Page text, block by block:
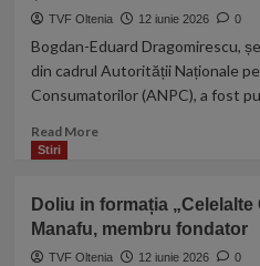
fete
la
spovedanie
polar
peste
de
joi
temperaturi
de
maximum
TVF Oltenia 12 iunie 2026 0
Bogdan-Eduard Dragomirescu,
din cadrul Autorității Naționale
Consumatorilor (ANPC), a fost
Read MoreRead
din
ANPC,
urmărit
Stiri
Doliu in formația
Manafu, membru fondator
TVF Oltenia 12 iunie 2026 0